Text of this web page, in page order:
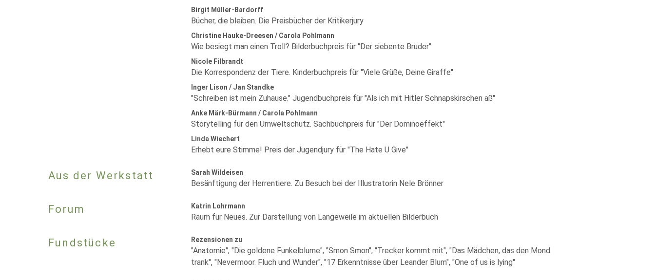
Birgit Müller-Bardorff
Bücher, die bleiben. Die Preisbücher der Kritikerjury
Christine Hauke-Dreesen / Carola Pohlmann
Wie besiegt man einen Troll? Bilderbuchpreis für "Der siebente Bruder"
Nicole Filbrandt
Die Korrespondenz der Tiere. Kinderbuchpreis für "Viele Grüße, Deine Giraffe"
Inger Lison / Jan Standke
"Schreiben ist mein Zuhause." Jugendbuchpreis für "Als ich mit Hitler Schnapskirschen aß"
Anke Märk-Bürmann / Carola Pohlmann
Storytelling für den Umweltschutz. Sachbuchpreis für "Der Dominoeffekt"
Linda Wiechert
Erhebt eure Stimme! Preis der Jugendjury für "The Hate U Give"
Aus der Werkstatt Sarah Wildeisen
Besänftigung der Herrentiere. Zu Besuch bei der Illustratorin Nele Brönner
Forum Katrin Lohrmann
Raum für Neues. Zur Darstellung von Langeweile im aktuellen Bilderbuch
Fundstücke Rezensionen zu
"Anatomie", "Die goldene Funkelblume", "Smon Smon", "Trecker kommt mit", "Das Mädchen, das den Mond
trank", "Nevermoor. Fluch und Wunder", "17 Erkenntnisse über Leander Blum", "One of us is lying"